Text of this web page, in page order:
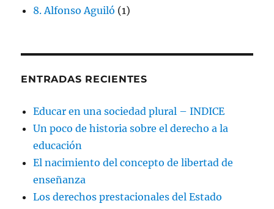
8. Alfonso Aguiló (1)
ENTRADAS RECIENTES
Educar en una sociedad plural – INDICE
Un poco de historia sobre el derecho a la
educación
El nacimiento del concepto de libertad de
enseñanza
Los derechos prestacionales del Estado